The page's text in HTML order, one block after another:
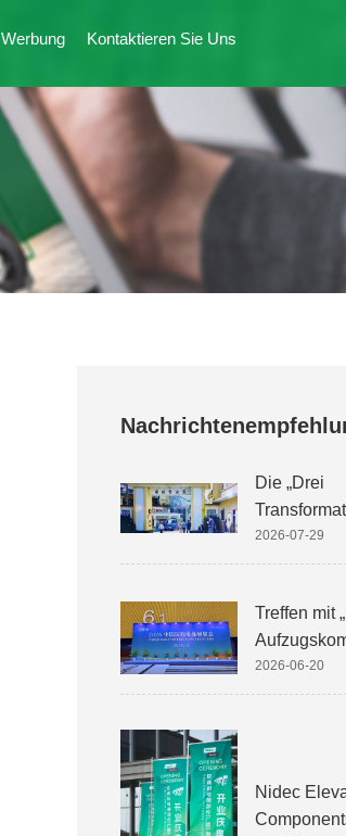
Werbung Kontaktieren Sie Uns
Die „Drei
Nidec KDS
Sheng)
2026-07-29
Treffen mit
feiern ihr
China
2026-06-20
Nidec